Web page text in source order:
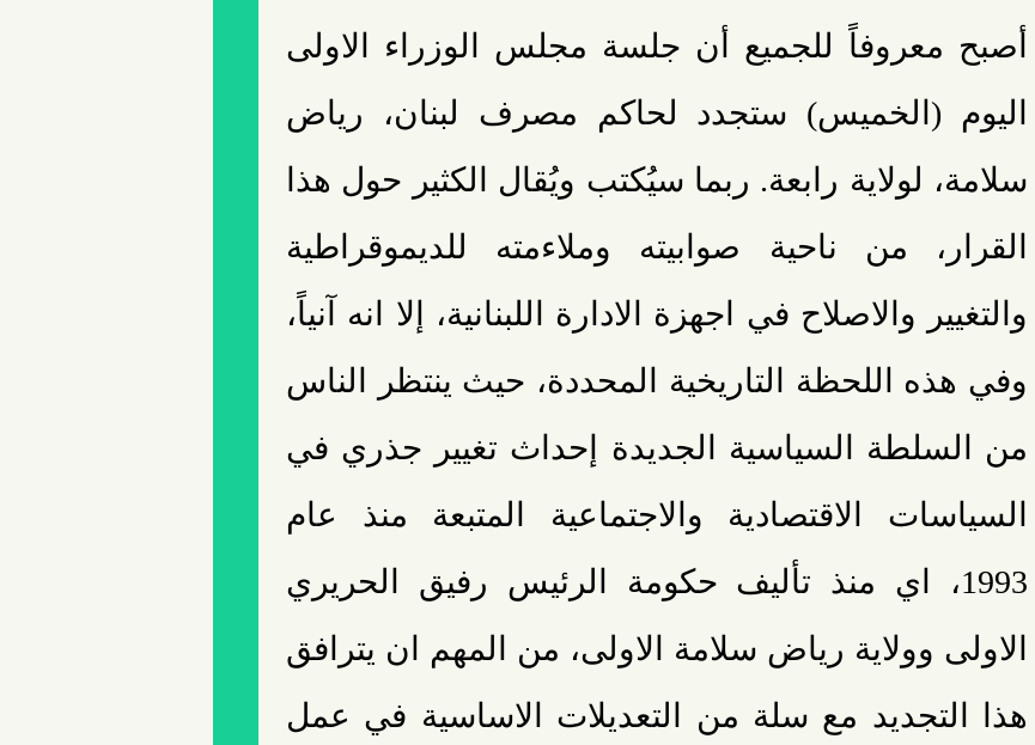
أصبح معروفاً للجميع أن جلسة مجلس الوزراء الاولى
اليوم (الخميس) ستجدد لحاكم مصرف لبنان، رياض
سلامة، لولاية رابعة. ربما سيُكتب ويُقال الكثير حول هذا
القرار، من ناحية صوابيته وملاءمته للديموقراطية
والتغيير والاصلاح في اجهزة الادارة اللبنانية، إلا انه آنياً،
وفي هذه اللحظة التاريخية المحددة، حيث ينتظر الناس
من السلطة السياسية الجديدة إحداث تغيير جذري في
السياسات الاقتصادية والاجتماعية المتبعة منذ عام
1993، اي منذ تأليف حكومة الرئيس رفيق الحريري
الاولى وولاية رياض سلامة الاولى، من المهم ان يترافق
هذا التجديد مع سلة من التعديلات الاساسية في عمل